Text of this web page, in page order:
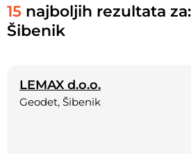
15 najboljih rezultata
Šibenik
LEMAX d.o.o.
Geodet, Šibenik